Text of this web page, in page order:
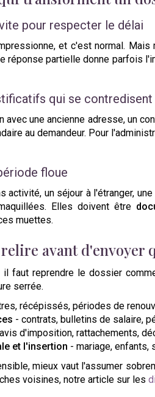
pour respecter le délai
et c'est normal.
réponse partielle donne parfois
qui se contredisent
avec une ancienne adresse, un
au demandeur. Pour
floue
activité, un séjour à l'étranger,
Elles doivent être
muettes.
avant d'envoyer
il faut reprendre le dossier
serrée.
récépissés, périodes de
- contrats, bulletins de salaire,
d'imposition, rattachements,
et l'insertion - mariage, enfants,
mieux vaut l'assumer
voisines, notre article sur les